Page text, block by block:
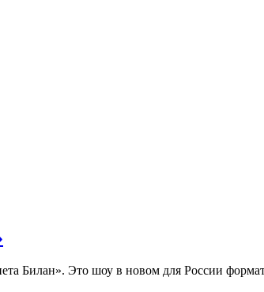
Билан». Это шоу в новом для России